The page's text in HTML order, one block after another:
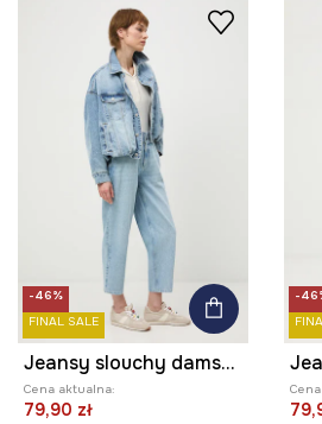
-46%
FINAL SALE
Jeansy slouchy damskie
Cena aktualna:
79,90 zł
-